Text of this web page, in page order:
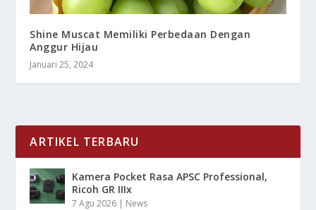
Shine Muscat Memiliki Perbedaan Dengan
Anggur Hijau
Januari 25, 2024
ARTIKEL TERBARU
Kamera Pocket Rasa APSC Professional,
Ricoh GR IIIx
7 Agu 2026 | News